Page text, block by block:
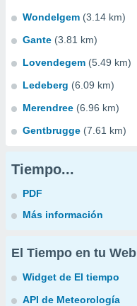
Wondelgem (3.14 km)
Gante (3.81 km)
Lovendegem (5.49 km)
Ledeberg (6.09 km)
Merendree (6.96 km)
Gentbrugge (7.61 km)
Tiempo...
PDF
Más información
El Tiempo en tu Web
Widget de El tiempo
API de Meteorología